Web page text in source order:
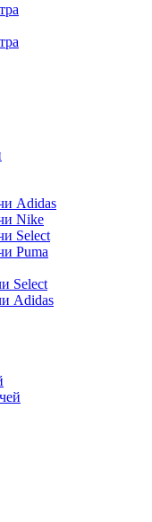
Adidas
Nike
Select
Puma
Select
Adidas